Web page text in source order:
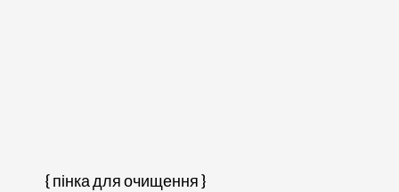
{ пінка для очищення }